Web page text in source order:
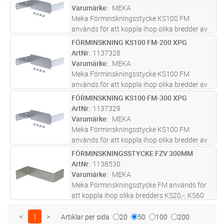
eller båda sidor.Produktset innehåller
mer
Varumärke
MEKA
Meka Förminskningsstycke KS100 FM
används för att koppla ihop olika bredder av
kabelstege KS100.KS100 FM monteras på
sidoprofilen på KS100 kabelstegar från en
eller båda sidor.Produktset innehåller
mer
ST Lägg i kundvagn
FÖRMINSKNING KS100 FM-200 XPG
ArtNr 1137328
Varumärke
MEKA
Meka Förminskningsstycke KS100 FM
används för att koppla ihop olika bredder av
kabelstege KS100.KS100 FM monteras på
sidoprofilen på KS100 kabelstegar från en
eller båda sidor.Produktset innehåller
mer
ST Lägg i kundvagn
FÖRMINSKNING KS100 FM-300 XPG
ArtNr 1137329
Varumärke
MEKA
Meka Förminskningsstycke KS100 FM
används för att koppla ihop olika bredder av
kabelstege KS100.KS100 FM monteras på
sidoprofilen på KS100 kabelstegar från en
eller båda sidor.Produktset innehåller
mer
ST Lägg i kundvagn
FÖRMINSKNINGSSTYCKE FZV 300MM
ArtNr 1138530
Varumärke
MEKA
Meka Förminskningsstycke FM används för
att koppla ihop olika bredders KS20,-, KS60
inuti sidoprofiler på kabelstegar från ena eller
< 1 > Artiklar per sida 20 50 100 200